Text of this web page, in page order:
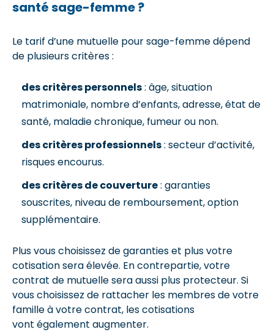
santé sage-femme ?
Le tarif d’une mutuelle pour sage-femme dépend
de plusieurs critères :
des critères personnels: âge, situation
matrimoniale, nombre d’enfants, adresse, état de
santé, maladie chronique, fumeur ou non.
des critères professionnels: secteur d’activité,
risques encourus.
des critères de couverture: garanties
souscrites, niveau de remboursement, option
supplémentaire.
Plus vous choisissez de garanties et plus votre
cotisation sera élevée. En contrepartie, votre
contrat de mutuelle sera aussi plus protecteur. Si
vous choisissez de rattacher les membres de votre
famille à votre contrat, les cotisations
vont également augmenter.